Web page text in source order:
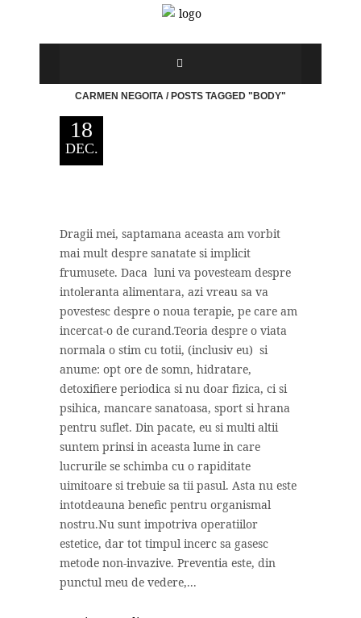
CARMEN NEGOITA /POSTS TAGGED "BODY"
18
DEC.
Dragii mei, saptamana aceasta am vorbit
mai mult despre sanatate si implicit
frumusete. Daca luni va povesteam despre
intoleranta alimentara, azi vreau sa va
povestesc despre o noua terapie, pe care am
incercat-o de curand.Teoria despre o viata
normala o stim cu totii, (inclusiv eu) si
anume: opt ore de somn, hidratare,
detoxifiere periodica si nu doar fizica, ci si
psihica, mancare sanatoasa, sport si hrana
pentru suflet. Din pacate, eu si multi altii
suntem prinsi in aceasta lume in care
lucrurile se schimba cu o rapiditate
uimitoare si trebuie sa tii pasul. Asta nu este
intotdeauna benefic pentru organismal
nostru.Nu sunt impotriva operatiilor
estetice, dar tot timpul incerc sa gasesc
metode non-invazive. Preventia este, din
punctul meu de vedere,...